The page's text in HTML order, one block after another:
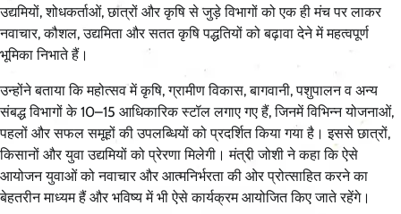
उद्यमियों, शोधकर्ताओं, छात्रों और कृषि से जुड़े विभागों को एक ही मंच पर लाकर
नवाचार, कौशल, उद्यमिता और सतत कृषि पद्धतियों को बढ़ावा देने में महत्वपूर्ण
भूमिका निभाते हैं।
उन्होंने बताया कि महोत्सव में कृषि, ग्रामीण विकास, बागवानी, पशुपालन व अन्य
संबद्ध विभागों के 10–15 आधिकारिक स्टॉल लगाए गए हैं, जिनमें विभिन्न योजनाओं,
पहलों और सफल समूहों की उपलब्धियों को प्रदर्शित किया गया है। इससे छात्रों,
किसानों और युवा उद्यमियों को प्रेरणा मिलेगी। मंत्री जोशी ने कहा कि ऐसे
आयोजन युवाओं को नवाचार और आत्मनिर्भरता की ओर प्रोत्साहित करने का
बेहतरीन माध्यम हैं और भविष्य में भी ऐसे कार्यक्रम आयोजित किए जाते रहेंगे।